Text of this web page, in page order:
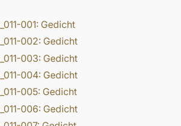
001: Gedicht
002: Gedicht
003: Gedicht
004: Gedicht
005: Gedicht
006: Gedicht